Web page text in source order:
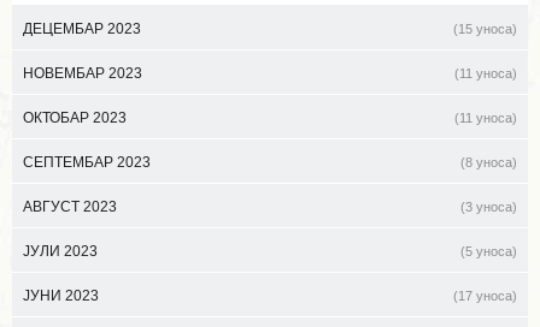
ДЕЦЕМБАР 2023 (15 уноса)
НОВЕМБАР 2023 (11 уноса)
ОКТОБАР 2023 (11 уноса)
СЕПТЕМБАР 2023 (8 уноса)
АВГУСТ 2023 (3 уноса)
ЈУЛИ 2023 (5 уноса)
ЈУНИ 2023 (17 уноса)